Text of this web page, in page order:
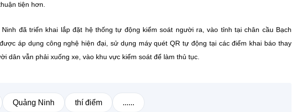
tiện hơn.
đã triển khai lắp đặt hệ thống tự động kiểm soát người ra, vào tỉnh tại chân cầu Bạch
áp dụng công nghệ hiện đại, sử dụng máy quét QR tự động tại các điểm khai báo thay
dân vẫn phải xuống xe, vào khu vực kiểm soát để làm thủ tục.
Quảng Ninh thí điểm ......